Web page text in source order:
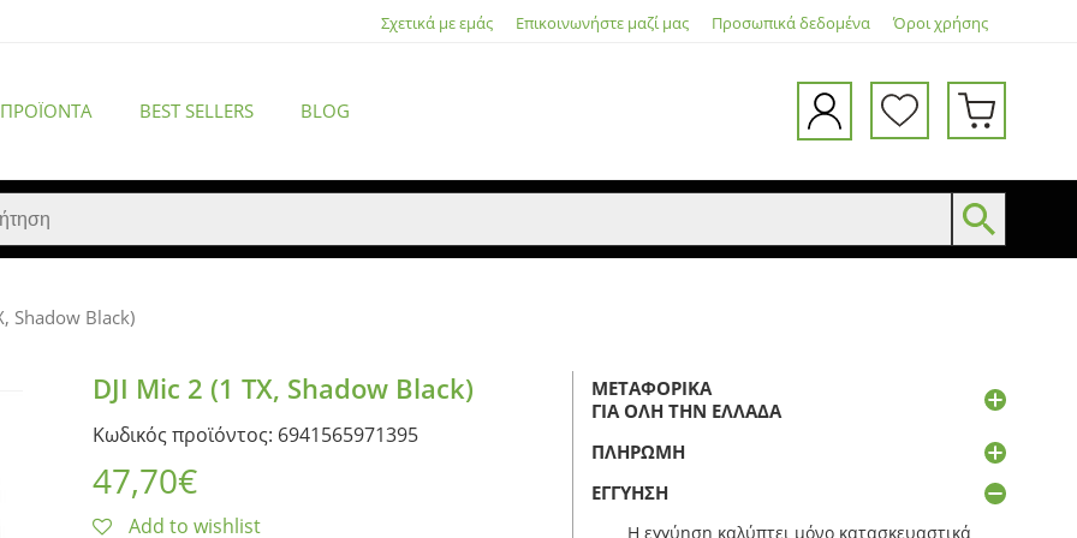
Σχετικά με εμάς Επικοινωνήστε μαζί μας Προσωπικά δεδομένα Όροι χρήσης
BEST SELLERS BLOG
Shadow Black)
DJI Mic 2 (1 TX, Shadow Black)
Κωδικός προϊόντος: 6941565971395
47,70€
Add to wishlist
ΜΕΤΑΦΟΡΙΚΆ
ΓΙΑ ΌΛΗ ΤΗΝ ΕΛΛΆΔΑ
ΠΛΗΡΩΜΉ
ΕΓΓΎΗΣΗ
Η εγγύηση καλύπτει μόνο κατασκευαστικά